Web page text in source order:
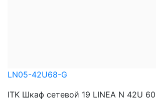
LN05-42U68-G
ITK Шкаф сетевой 19 LINEA N 42U